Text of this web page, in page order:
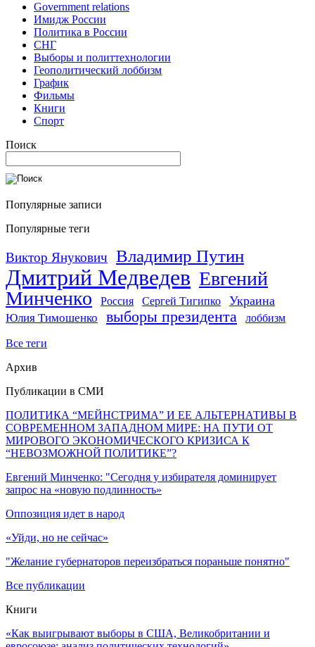
Government relations
Имидж России
Политика в России
СНГ
Выборы и политтехнологии
Геополитический лоббизм
График
Фильмы
Книги
Спорт
Поиск
Популярные записи
Популярные теги
Виктор Янукович Владимир Путин
Дмитрий Медведев Евгений
Минченко
Россия Сергей Тигипко Украина
Юлия Тимошенко выборы президента лоббизм
Все теги
Архив
Публикации в СМИ
ПОЛИТИКА “МЕЙНСТРИМА” И ЕЕ АЛЬТЕРНАТИВЫ В
СОВРЕМЕННОМ ЗАПАДНОМ МИРЕ: НА ПУТИ ОТ
МИРОВОГО ЭКОНОМИЧЕСКОГО КРИЗИСА К
“НЕВОЗМОЖНОЙ ПОЛИТИКЕ”?
Евгений Минченко: "Сегодня у избирателя доминирует
запрос на «новую подлинность»
Оппозиция идет в народ
«Уйди, но не сейчас»
"Желание губернаторов переизбраться пораньше понятно"
Все публикации
Книги
«Как выигрывают выборы в США, Великобритании и